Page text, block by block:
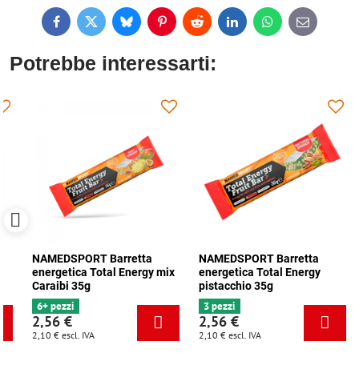
FacebookTwitterBlueskyPinterestReddit LinkedInWhatsApp
E-
mail
Potrebbe interessarti:
NAMEDSPORT Barretta
energetica Total Energy mix
Caraibi 35g
6+ pezzi
2,56 €
2,10 € escl. IVA
NAMEDSPORT Barretta
energetica Total Energy
pistacchio 35g
3 pezzi
2,56 €
2,10 € escl. IVA